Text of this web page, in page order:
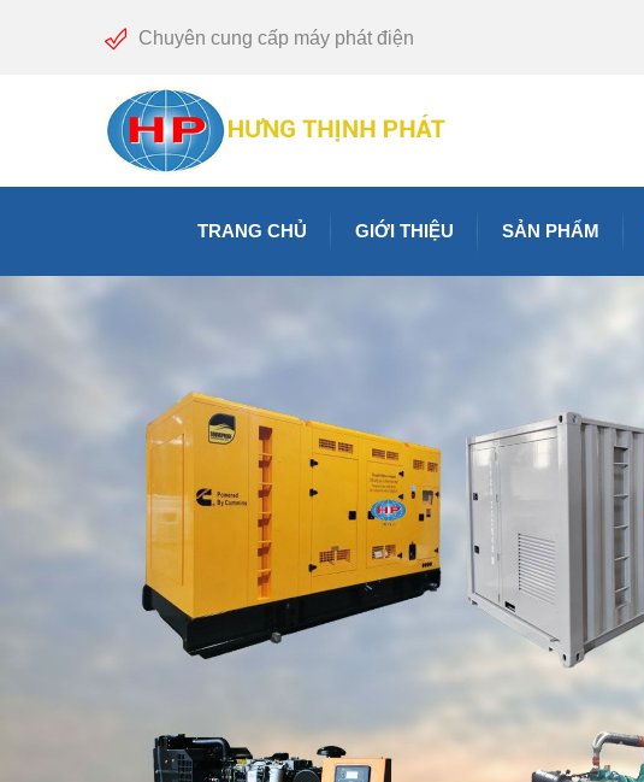
Chuyên cung cấp máy phát điện
TRANG CHỦ GIỚI THIỆU SẢN PHẨM